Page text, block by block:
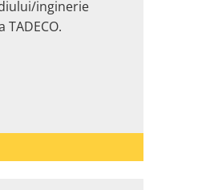
inginerie